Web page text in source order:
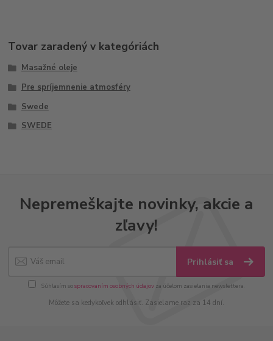
Tovar zaradený v kategóriách
Masažné oleje
Pre spríjemnenie atmosféry
Swede
SWEDE
Nepremeškajte novinky, akcie a
zľavy!
Prihlásiť sa
Súhlasím sospracovaním osobných údajov za účelom zasielania newslettera.
Môžete sa kedykoľvek odhlásiť. Zasielame raz za 14 dní.